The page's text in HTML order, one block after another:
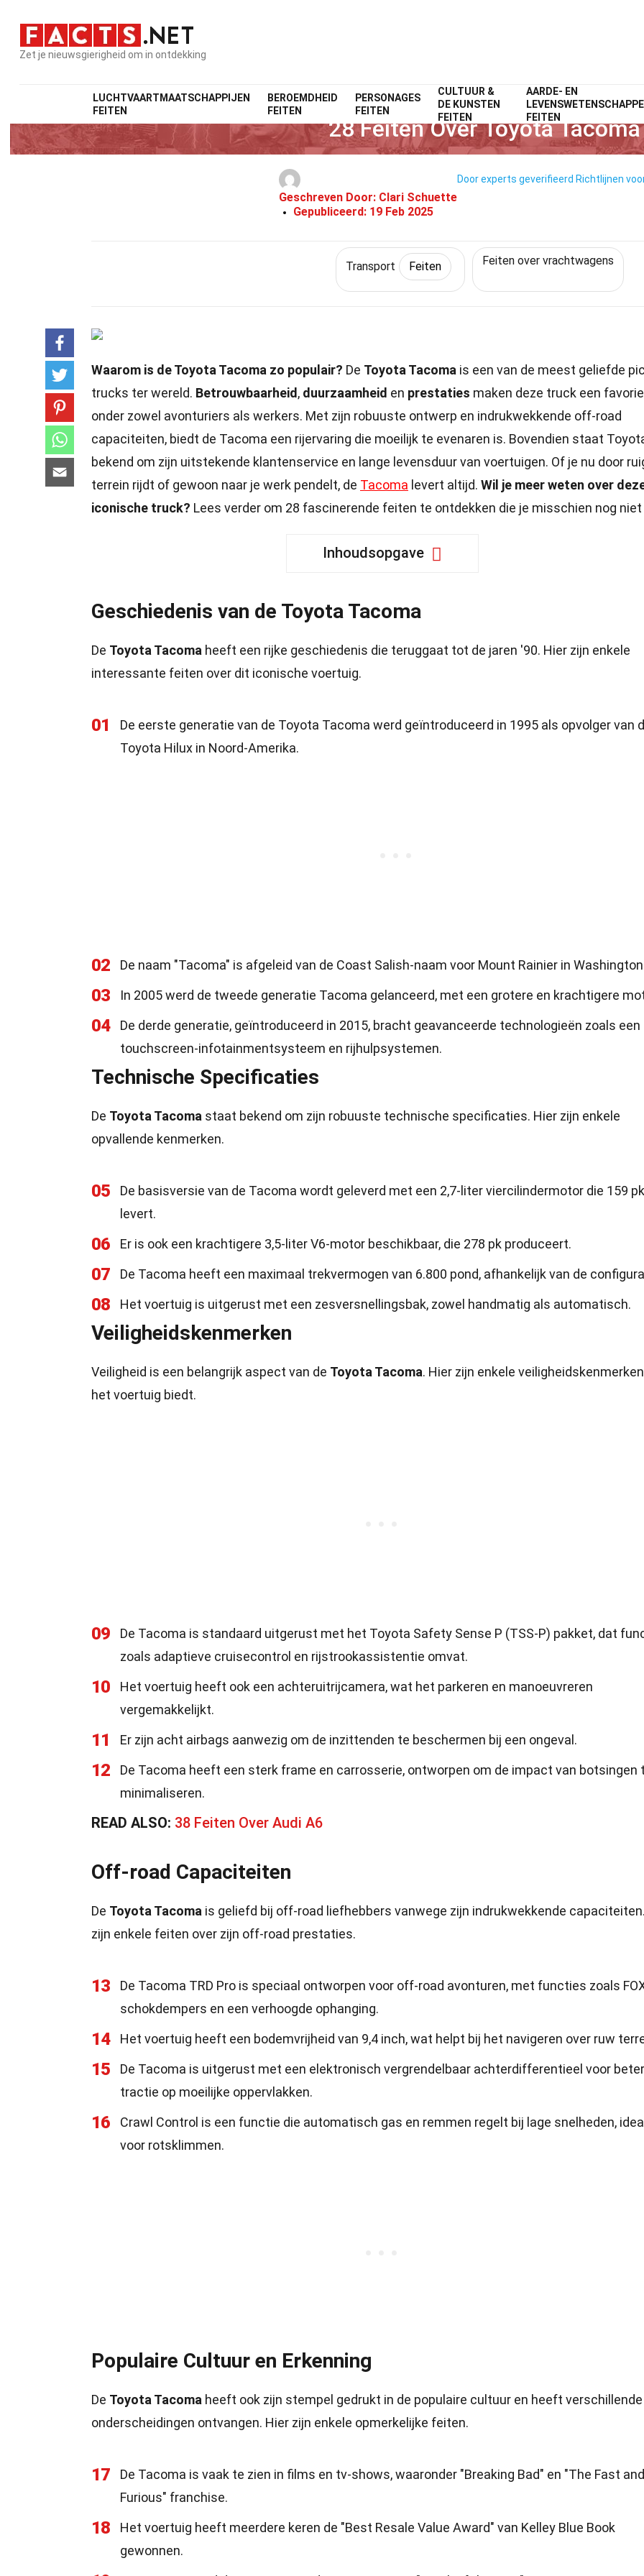
Zet je nieuwsgierigheid om in ontdekking
LUCHTVAARTMAATSCHAPPIJEN
FEITEN
BEROEMDHEID
FEITEN
PERSONAGES
FEITEN
CULTUUR &
DE KUNSTEN
FEITEN
AARDE- EN
FEITEN
Home Techniek & Wetenschappen Feiten TransportFeiten
28 Feiten Over Toyota Tacoma
Geschreven Door: Clari Schuette
Gepubliceerd: 19 Feb 2025
Door experts geverifieerd Richtlijnen
Transport Feiten Feiten over vrachtwagens
Waarom is de Toyota Tacoma zo populair? De Toyota Tacoma is een van de meest geliefde
trucks ter wereld. Betrouwbaarheid , duurzaamheid en prestaties maken deze truck een
onder zowel avonturiers als werkers. Met zijn robuuste ontwerp en indrukwekkende off-road
capaciteiten, biedt de Tacoma een rijervaring die moeilijk te evenaren is. Bovendien staat
bekend om zijn uitstekende klantenservice en lange levensduur van voertuigen. Of je nu door
terrein rijdt of gewoon naar je werk pendelt, de Tacoma levert altijd. Wil je meer weten over
iconische truck? Lees verder om 28 fascinerende feiten te ontdekken die je misschien nog
Inhoudsopgave
Geschiedenis van de Toyota Tacoma
De Toyota Tacoma heeft een rijke geschiedenis die teruggaat tot de jaren '90. Hier zijn enkele
interessante feiten over dit iconische voertuig.
01
De eerste generatie van de Toyota Tacoma werd geïntroduceerd in 1995 als opvolger van
Toyota Hilux in Noord-Amerika.
02 De naam "Tacoma" is afgeleid van de Coast Salish-naam voor Mount Rainier in
03 In 2005 werd de tweede generatie Tacoma gelanceerd, met een grotere en krachtigere
04
De derde generatie, geïntroduceerd in 2015, bracht geavanceerde technologieën zoals een
touchscreen-infotainmentsysteem en rijhulpsystemen.
Technische Specificaties
De Toyota Tacoma staat bekend om zijn robuuste technische specificaties. Hier zijn enkele
opvallende kenmerken.
05
De basisversie van de Tacoma wordt geleverd met een 2,7-liter viercilindermotor die 159 pk
levert.
06 Er is ook een krachtigere 3,5-liter V6-motor beschikbaar, die 278 pk produceert.
07 De Tacoma heeft een maximaal trekvermogen van 6.800 pond, afhankelijk van de
08 Het voertuig is uitgerust met een zesversnellingsbak, zowel handmatig als automatisch.
Veiligheidskenmerken
Veiligheid is een belangrijk aspect van de Toyota Tacoma. Hier zijn enkele
het voertuig biedt.
09
De Tacoma is standaard uitgerust met het Toyota Safety Sense P (TSS-P) pakket, dat
zoals adaptieve cruisecontrol en rijstrookassistentie omvat.
10
Het voertuig heeft ook een achteruitrijcamera, wat het parkeren en manoeuvreren
vergemakkelijkt.
11 Er zijn acht airbags aanwezig om de inzittenden te beschermen bij een ongeval.
12
De Tacoma heeft een sterk frame en carrosserie, ontworpen om de impact van botsingen
minimaliseren.
READ ALSO: 38 Feiten Over Audi A6
Off-road Capaciteiten
De Toyota Tacoma is geliefd bij off-road liefhebbers vanwege zijn indrukwekkende
zijn enkele feiten over zijn off-road prestaties.
13
De Tacoma TRD Pro is speciaal ontworpen voor off-road avonturen, met functies zoals
schokdempers en een verhoogde ophanging.
14 Het voertuig heeft een bodemvrijheid van 9,4 inch, wat helpt bij het navigeren over ruw
15
De Tacoma is uitgerust met een elektronisch vergrendelbaar achterdifferentieel voor
tractie op moeilijke oppervlakken.
16
Crawl Control is een functie die automatisch gas en remmen regelt bij lage snelheden,
voor rotsklimmen.
Populaire Cultuur en Erkenning
De Toyota Tacoma heeft ook zijn stempel gedrukt in de populaire cultuur en heeft verschillende
onderscheidingen ontvangen. Hier zijn enkele opmerkelijke feiten.
17
De Tacoma is vaak te zien in films en tv-shows, waaronder "Breaking Bad" en "The Fast
Furious" franchise.
18
Het voertuig heeft meerdere keren de "Best Resale Value Award" van Kelley Blue Book
gewonnen.